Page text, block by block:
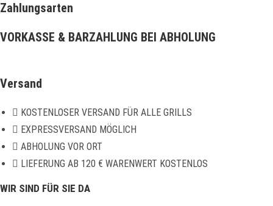
Zahlungsarten
VORKASSE & BARZAHLUNG BEI ABHOLUNG
Versand
KOSTENLOSER VERSAND FÜR ALLE GRILLS
EXPRESSVERSAND MÖGLICH
ABHOLUNG VOR ORT
LIEFERUNG AB 120 € WARENWERT KOSTENLOS
WIR SIND FÜR SIE DA